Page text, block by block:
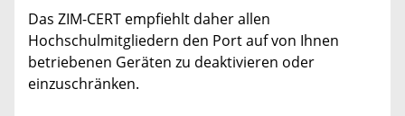
Das ZIM-CERT empfiehlt daher allen
Hochschulmitgliedern den Port auf von Ihnen
betriebenen Geräten zu deaktivieren oder
einzuschränken.